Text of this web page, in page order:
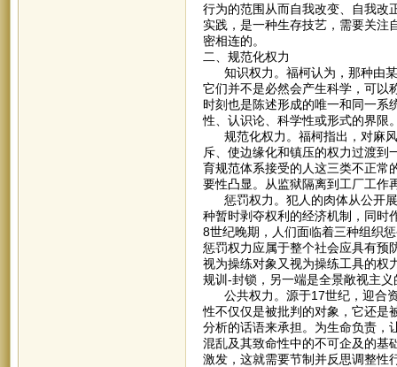
行为的范围从而自我改变、自我改
实践，是一种生存技艺，需要关注
密相连的。
二、规范化权力
知识权力。福柯认为，那种由某
它们并不是必然会产生科学，可以
时刻也是陈述形成的唯一和同一系
性、认识论、科学性或形式的界限
规范化权力。福柯指出，对麻风
斥、使边缘化和镇压的权力过渡到
育规范体系接受的人这三类不正常
要性凸显。从监狱隔离到工厂工作
惩罚权力。犯人的肉体从公开展
种暂时剥夺权利的经济机制，同时
8世纪晚期，人们面临着三种组织
惩罚权力应属于整个社会应具有预
视为操练对象又视为操练工具的权
规训-封锁，另一端是全景敞视主
公共权力。源于17世纪，迎合资
性不仅仅是被批判的对象，它还是
分析的话语来承担。为生命负责，
混乱及其致命性中的不可企及的基
激发，这就需要节制并反思调整性